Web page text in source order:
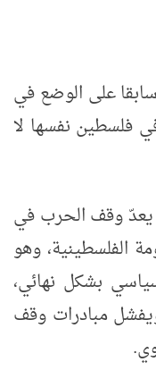
على الوضع في
فلسطين نفسها لا
يعدّ وقف الحرب في
الفلسطينية، وهو
بشكل نهائي،
مبادرات وقف